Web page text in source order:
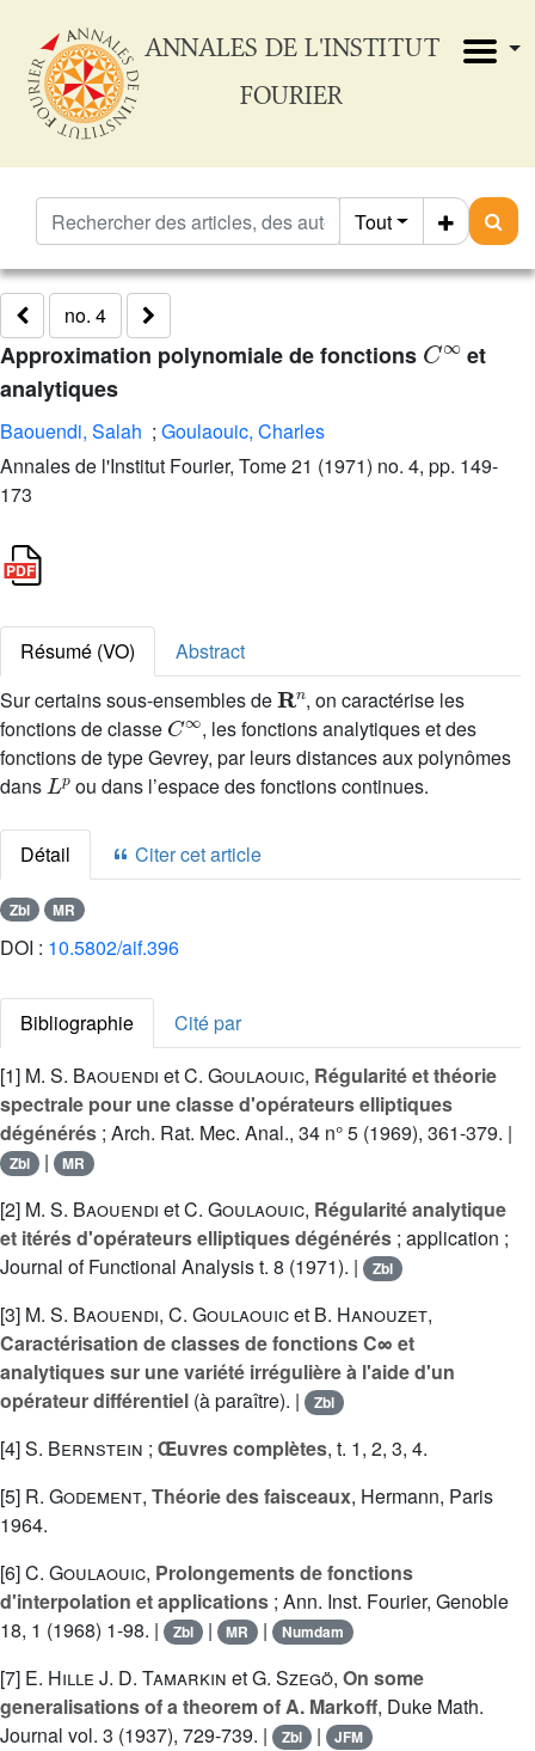
ANNALES DE L'INSTITUT
FOURIER
Tout
no. 4
Approximation polynomiale de fonctions
et
analytiques
Baouendi, Salah ; Goulaouic, Charles
Annales de l'Institut Fourier, Tome 21 (1971) no. 4, pp. 149-
173
Résumé (VO)
Abstract
Sur certains sous-ensembles de
Rn
, on caractérise les
fonctions de classe
C∞
, les fonctions analytiques et des
fonctions de type Gevrey, par leurs distances aux polynômes
dans
Lp
ou dans l’espace des fonctions continues.
Détail Citer cet article
Zbl MR
DOI : 10.5802/aif.396
Bibliographie
Cité par
[1] M. S. Baouendi etC. Goulaouic, Régularité et théorie
spectrale pour une classe d'opérateurs elliptiques
dégénérés ; Arch. Rat. Mec. Anal., 34 n° 5 (1969), 361-379. |
Zbl | MR
[2] M. S. Baouendi etC. Goulaouic, Régularité analytique
et itérés d'opérateurs elliptiques dégénérés ; application ;
Journal of Functional Analysis t. 8 (1971). |
Zbl
[3] M. S. Baouendi, C. Goulaouicet B. Hanouzet,
Caractérisation de classes de fonctions C∞ et
analytiques sur une variété irrégulière à l'aide d'un
opérateur différentiel (à paraître). | Zbl
[4]S. Bernstein ; Œuvres complètes, t. 1, 2, 3, 4.
[5] R. Godement, Théorie des faisceaux, Hermann, Paris
1964.
[6]C. Goulaouic, Prolongements de fonctions
d'interpolation et applications ; Ann. Inst. Fourier, Genoble
18, 1 (1968) 1-98. |
Zbl | MR | Numdam
[7] E. Hille J. D. Tamarkin etG. Szegö, On some
generalisations of a theorem of A. Markoff, Duke Math.
Journal vol. 3 (1937), 729-739. |
Zbl | JFM